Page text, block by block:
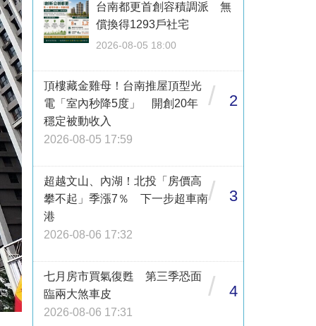
台南都更首創容積調派 無
償換得1293戶社宅
2026-08-05 18:00
頂樓藏金雞母！台南推屋頂型光
電「室內秒降5度」 開創20年
穩定被動收入
2026-08-05 17:59
/ 2
超越文山、內湖！北投「房價高
攀不起」季漲7％ 下一步超車南
港
2026-08-06 17:32
/ 3
七月房市買氣復甦 第三季恐面
臨兩大煞車皮
2026-08-06 17:31
/ 4